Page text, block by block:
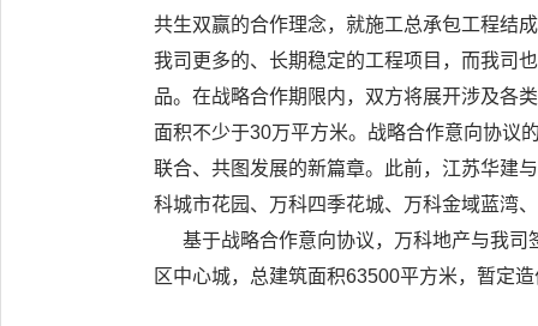
共生双赢的合作理念，就施工总承包工程结
我司更多的、长期稳定的工程项目，而我司
品。在战略合作期限内，双方将展开涉及各
面积不少于30万平方米。战略合作意向协议
联合、共图发展的新篇章。此前，江苏华建
科城市花园、万科四季花城、万科金域蓝湾
基于战略合作意向协议，万科地产与我司
区中心城，总建筑面积63500平方米，暂定